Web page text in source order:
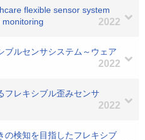
flexible sensor system
2022
ブルセンサシステム～ウェア
2022
フレキシブル歪みセンサ
2022
の検知を目指したフレキシブ